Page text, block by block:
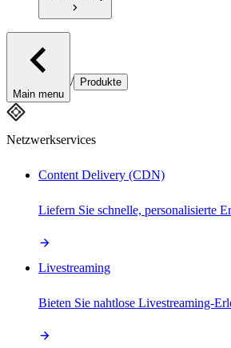
Main menu
/ Produkte
Netzwerkservices
Content Delivery (CDN)
Liefern Sie schnelle, personalisierte
Livestreaming
Bieten Sie nahtlose Livestreaming-